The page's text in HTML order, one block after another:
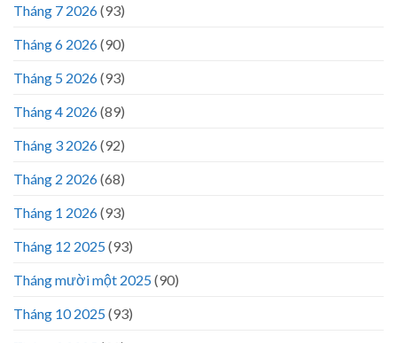
Tháng 7 2026(93)
Tháng 6 2026(90)
Tháng 5 2026(93)
Tháng 4 2026(89)
Tháng 3 2026(92)
Tháng 2 2026(68)
Tháng 1 2026(93)
Tháng 12 2025(93)
Tháng mười một 2025(90)
Tháng 10 2025(93)